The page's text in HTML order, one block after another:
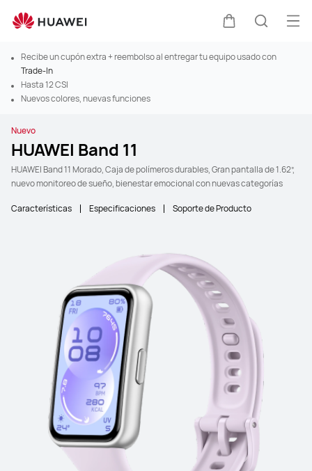
Recibe un cupón extra + reembolso al entregar tu equipo usado con
Trade-In
Hasta 12 CSI
Nuevos colores, nuevas funciones
Nuevo
HUAWEI Band 11
HUAWEI Band 11 Morado, Caja de polímeros durables, Gran pantalla de 1.62”,
nuevo monitoreo de sueño, bienestar emocional con nuevas categorías
Características Especificaciones Soporte de Producto